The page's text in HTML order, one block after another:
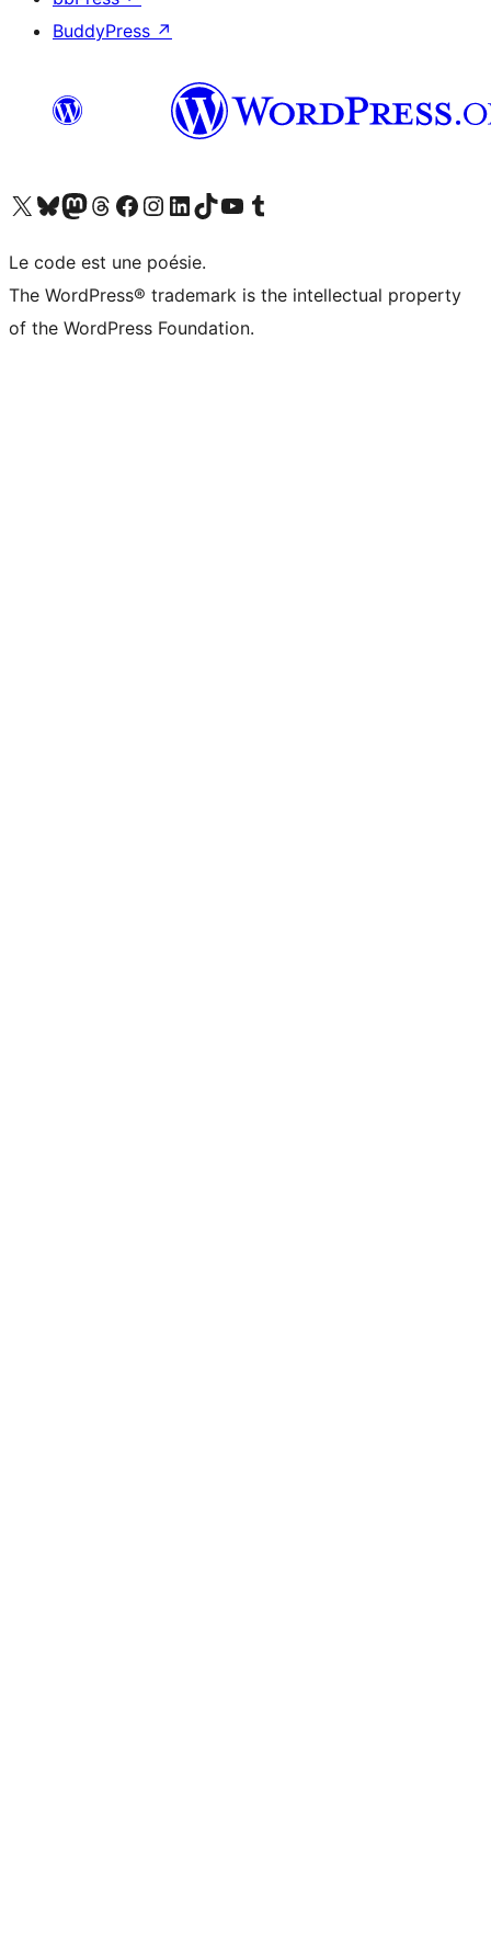
BuddyPress ↗
Visitez notre compte X (précédemment Twitter)
Visiter notre compte Bluesky
Visiter notre compte Mastodon
Visiter notre compte Threads
Consulter notre compte Facebook
Consulter notre compte Instagram
Consulter notre compte LinkedIn
Visiter notre compte TokTok
Visiter notre chaîne YouTube
Visiter notre compte Tumblr
Le code est une poésie.
The WordPress® trademark is the intellectual property
of the WordPress Foundation.